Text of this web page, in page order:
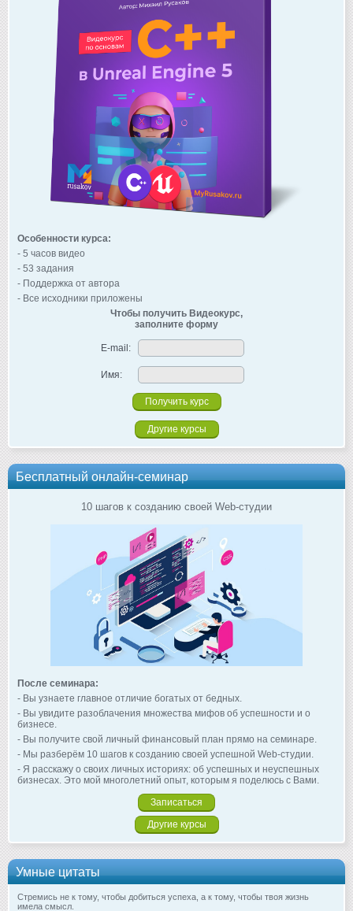
Особенности курса:
- 5 часов видео
- 53 задания
- Поддержка от автора
- Все исходники приложены
Чтобы получить Видеокурс,
заполните форму
E-mail:
Имя:
Другие курсы
Бесплатный онлайн-семинар
10 шагов к созданию своей Web-студии
После семинара:
- Вы узнаете главное отличие богатых от бедных.
- Вы увидите разоблачения множества мифов об успешности и о
бизнесе.
- Вы получите свой личный финансовый план прямо на семинаре.
- Мы разберём 10 шагов к созданию своей успешной Web-студии.
- Я расскажу о своих личных историях: об успешных и неуспешных
бизнесах. Это мой многолетний опыт, которым я поделюсь с Вами.
Записаться
Другие курсы
Умные цитаты
Стремись не к тому, чтобы добиться успеха, а к тому, чтобы твоя жизнь
имела смысл.